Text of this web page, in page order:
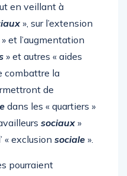
en veillant à
», sur l’extension
» et l’augmentation
» et autres « aides
combattre la
de
dans les « quartiers »
sociaux »
« exclusion sociale ».
pourraient